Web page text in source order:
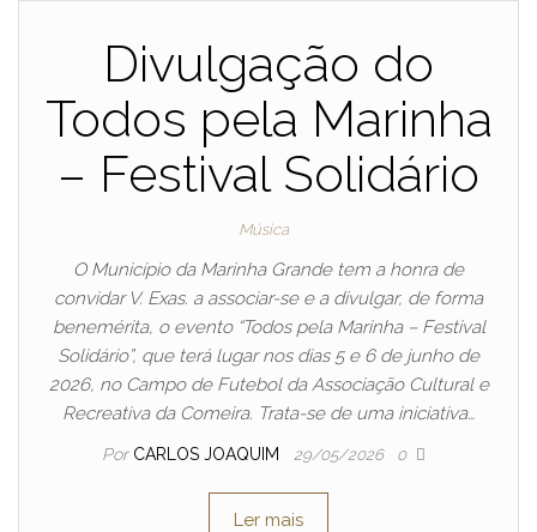
Divulgação do
Todos pela Marinha
– Festival Solidário
Música
O Município da Marinha Grande tem a honra de
convidar V. Exas. a associar-se e a divulgar, de forma
benemérita, o evento “Todos pela Marinha – Festival
Solidário”, que terá lugar nos dias 5 e 6 de junho de
2026, no Campo de Futebol da Associação Cultural e
Recreativa da Comeira. Trata-se de uma iniciativa…
Por CARLOS JOAQUIM 29/05/2026 0
Ler mais